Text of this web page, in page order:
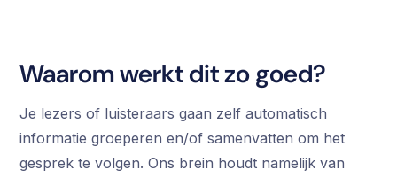
Waarom werkt dit zo goed?
Je lezers of luisteraars gaan zelf automatisch
informatie groeperen en/of samenvatten om het
gesprek te volgen. Ons brein houdt namelijk van